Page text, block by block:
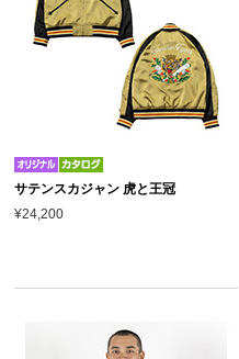
サテンスカジャン 虎と王冠
¥24,200